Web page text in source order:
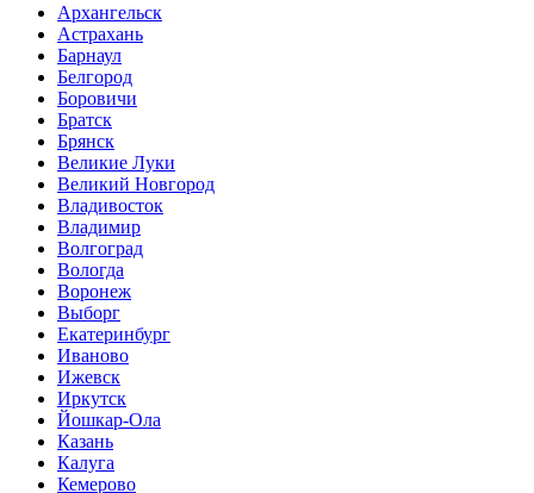
Архангельск
Астрахань
Барнаул
Белгород
Боровичи
Братск
Брянск
Великие Луки
Великий Новгород
Владивосток
Владимир
Волгоград
Вологда
Воронеж
Выборг
Екатеринбург
Иваново
Ижевск
Иркутск
Йошкар-Ола
Казань
Калуга
Кемерово